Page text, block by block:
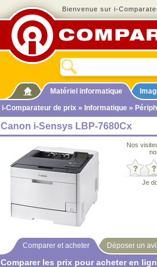
Bienvenue sur i-
Matériel informatique
i-Comparateur de prix » Informatique »
Canon i-Sensys LBP-7680Cx
Nos
Je
Comparer et acheter Déposer un
Comparer les prix pour acheter en